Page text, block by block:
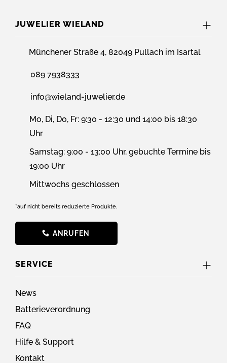
JUWELIER WIELAND
Münchener Straße 4, 82049 Pullach im Isartal
089 7938333
info@wieland-juwelier.de
Mo, Di, Do, Fr: 9:30 - 12:30 und 14:00 bis 18:30
Uhr
Samstag: 9:00 - 13:00 Uhr, gebuchte Termine bis
19:00 Uhr
Mittwochs geschlossen
*auf nicht bereits reduzierte Produkte.
ANRUFEN
SERVICE
News
Batterieverordnung
FAQ
Hilfe & Support
Kontakt